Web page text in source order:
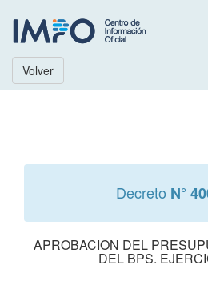
Volver
Decreto N°
APROBACION DEL
DEL BPS.